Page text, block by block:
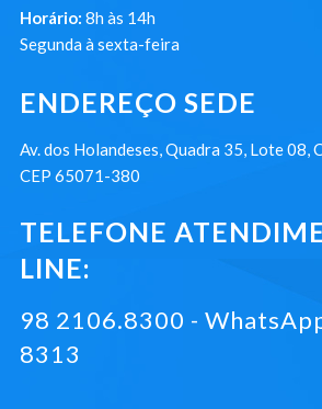
Horário: 8h às 14h
Segunda à sexta-feira
ENDEREÇO SEDE
Av. dos Holandeses, Quadra 35, Lote 08,
CEP 65071-380
TELEFONE
LINE:
98 2106.8300 -
8313